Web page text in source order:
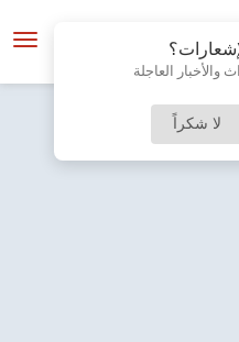
والأخبار العاجلة
لا شكراً